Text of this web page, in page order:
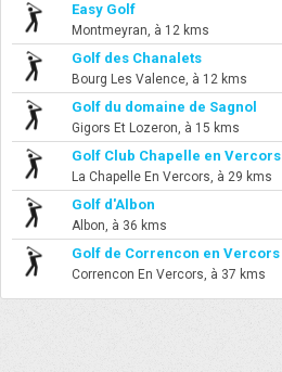
Easy Golf
Montmeyran, à 12 kms
Golf des Chanalets
Bourg Les Valence, à 12 kms
Golf du domaine de Sagnol
Gigors Et Lozeron, à 15 kms
Golf Club Chapelle en Vercors
La Chapelle En Vercors, à 29 kms
Golf d'Albon
Albon, à 36 kms
Golf de Correncon en Vercors
Correncon En Vercors, à 37 kms